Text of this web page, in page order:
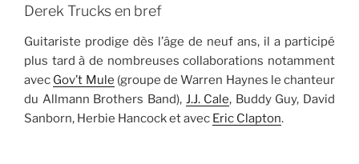
Derek Trucks en bref
Guitariste prodige dès l’âge de neuf ans, il a participé
plus tard à de nombreuses collaborations notamment
avec Gov’t Mule (groupe de Warren Haynes le chanteur
du Allmann Brothers Band), J.J. Cale, Buddy Guy, David
Sanborn, Herbie Hancock et avec Eric Clapton.